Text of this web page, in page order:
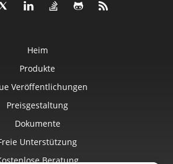
Heim
Produkte
Veröffentlichungen
Preisgestaltung
Dokumente
Unterstützung
Beratung